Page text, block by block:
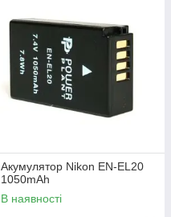
Акумулятор Nikon EN-EL20
1050mAh
В наявності